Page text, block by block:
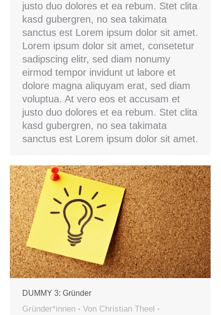
justo duo dolores et ea rebum. Stet clita
kasd gubergren, no sea takimata
sanctus est Lorem ipsum dolor sit amet.
Lorem ipsum dolor sit amet, consetetur
sadipscing elitr, sed diam nonumy
eirmod tempor invidunt ut labore et
dolore magna aliquyam erat, sed diam
voluptua. At vero eos et accusam et
justo duo dolores et ea rebum. Stet clita
kasd gubergren, no sea takimata
sanctus est Lorem ipsum dolor sit amet.
DUMMY 3: Gründer
Gründer*innen Von Christian Theel